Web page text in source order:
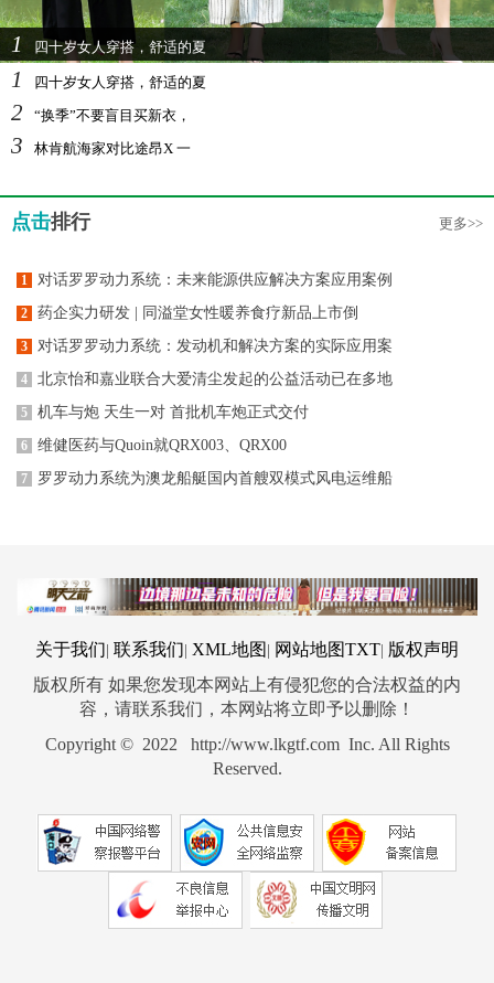
1 四十岁女人穿搭，舒适的夏
1 四十岁女人穿搭，舒适的夏
2 “换季”不要盲目买新衣，
3 林肯航海家对比途昂X 一
点击排行 更多>>
1 对话罗罗动力系统：未来能源供应解决方案应用案例
2 药企实力研发 | 同溢堂女性暖养食疗新品上市倒
3 对话罗罗动力系统：发动机和解决方案的实际应用案
4 北京怡和嘉业联合大爱清尘发起的公益活动已在多地
5 机车与炮 天生一对 首批机车炮正式交付
6 维健医药与Quoin就QRX003、QRX00
7 罗罗动力系统为澳龙船艇国内首艘双模式风电运维船
关于我们 联系我们 XML地图 网站地图TXT 版权声明
版权所有 如果您发现本网站上有侵犯您的合法权益的内
容，请联系我们，本网站将立即予以删除！
Copyright © 2022 http://www.lkgtf.com Inc. All Rights
Reserved.